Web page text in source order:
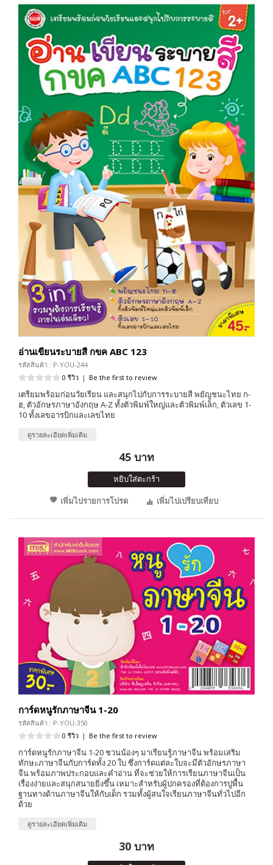
อ่านเขียนระบายสี กขค ABC 123
รหัสสินค้า : P-YOU-244
0 รีวิว | Be the first to review
เตรียมพร้อมก่อนวัยเรียน และสนุกไปกับการระบายสี พยัญชนะไทย ก-
ฮ, ตัวอักษรภาษาอังกฤษ A-Z ทั้งตัวพิมพ์ใหญ่และตัวพิมพ์เล็ก, ตัวเลข 1-
10 ทั้งเลขอารบิกและเลขไทย
ดูรายละเอียดเพิ่มเติม
45 บาท
หยิบใส่ตะกร้า
เพิ่มไปรายการโปรด
เพิ่มไปเปรียบเทียบ
การ์ดหนูรักภาษาจีน 1-20
รหัสสินค้า : P-YOU-350
0 รีวิว | Be the first to review
การ์ดหนูรักภาษาจีน 1-20 ชวนน้องๆ มาเรียนรู้ภาษาจีน พร้อมเสริม
ทักษะภาษาจีนกับการ์ดทั้ง 20 ใบ ซึ่งการ์ดแต่ละใบจะมีตัวอักษรภาษา
จีน พร้อมภาพประกอบและคำอ่าน ที่จะช่วยให้การเรียนภาษาจีนเป็น
เรื่องง่ายและสนุกสนายยิ่งขึ้น เหมาะสำหรับผู้ปกครองที่ต้องการปูพื้น
ฐานทางด้านภาษาจีนให้กับเด็ก รวมทั้งผู้สนใจเรียนภาษาจีนทั่วไปอีก
ด้วย
ดูรายละเอียดเพิ่มเติม
30 บาท